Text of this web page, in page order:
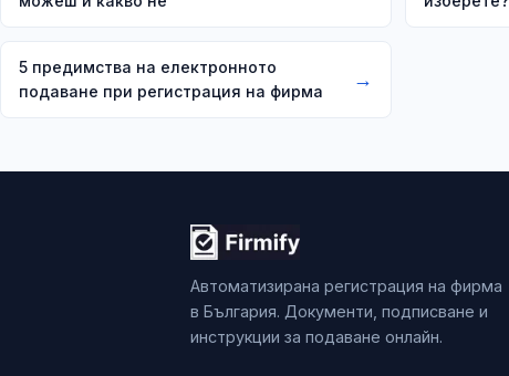
5 предимства на електронното
подаване при регистрация на фирма
→
Автоматизирана регистрация на фирма
в България. Документи, подписване и
инструкции за подаване онлайн.